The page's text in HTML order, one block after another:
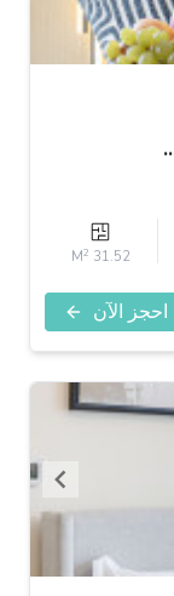
31.52 M
2
احجز الآن